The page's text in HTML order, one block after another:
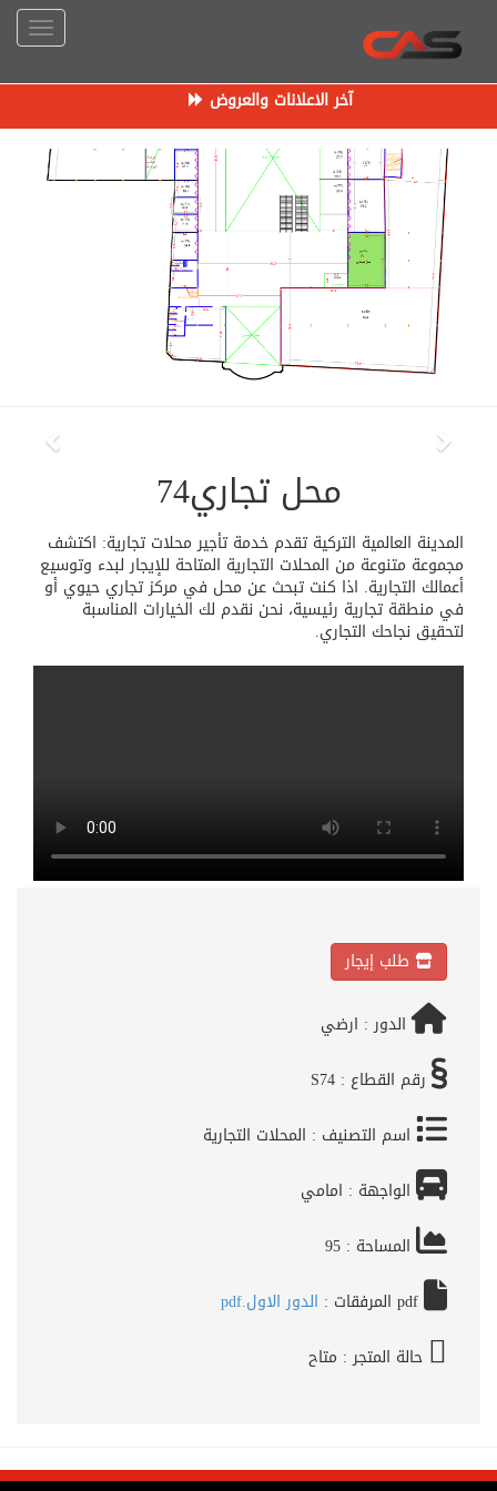
آخر الاعلانات والعروض
محل تجاري74
المدينة العالمية التركية تقدم خدمة تأجير محلات تجارية: اكتشف
مجموعة متنوعة من المحلات التجارية المتاحة للإيجار لبدء وتوسيع
أعمالك التجارية. اذا كنت تبحث عن محل في مركز تجاري حيوي أو
في منطقة تجارية رئيسية، نحن نقدم لك الخيارات المناسبة
لتحقيق نجاحك التجاري.
طلب إيجار
الدور : ارضي
رقم القطاع : S74
اسم التصنيف : المحلات التجارية
الواجهة : امامي
المساحة : 95
pdf المرفقات :
الدور الاول.pdf
حالة المتجر : متاح